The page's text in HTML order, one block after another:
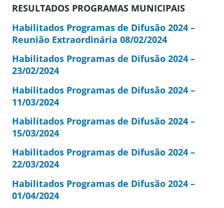
RESULTADOS PROGRAMAS MUNICIPAIS
Habilitados Programas de Difusão 2024 –
Reunião Extraordinária 08/02/2024
Habilitados Programas de Difusão 2024 –
23/02/2024
Habilitados Programas de Difusão 2024 –
11/03/2024
Habilitados Programas de Difusão 2024 –
15/03/2024
Habilitados Programas de Difusão 2024 –
22/03/2024
Habilitados Programas de Difusão 2024 –
01/04/2024